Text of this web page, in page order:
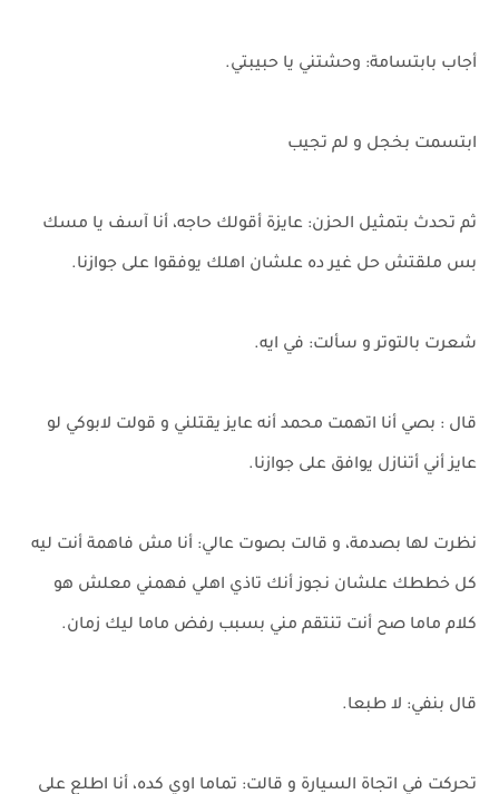
أجاب بابتسامة: وحشتني يا حبيبتي.
ابتسمت بخجل و لم تجيب
ثم تحدث بتمثيل الحزن: عايزة أقولك حاجه، أنا آسف يا مسك
بس ملقتش حل غير ده علشان اهلك يوفقوا على جوازنا.
شعرت بالتوتر و سألت: في ايه.
قال : بصي أنا اتهمت محمد أنه عايز يقتلني و قولت لابوكي لو
عايز أني أتنازل يوافق على جوازنا.
نظرت لها بصدمة، و قالت بصوت عالي: أنا مش فاهمة أنت ليه
كل خططك علشان نجوز أنك تاذي اهلي فهمني معلش هو
كلام ماما صح أنت تنتقم مني بسبب رفض ماما ليك زمان.
قال بنفي: لا طبعا.
تحركت في اتجاة السيارة و قالت: تماما اوي كده، أنا اطلع على